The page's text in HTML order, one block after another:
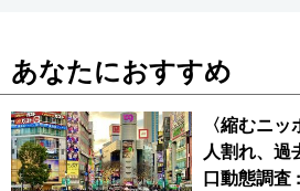
あなたにおすすめ
〈縮むニ
人割れ、
口動態調査